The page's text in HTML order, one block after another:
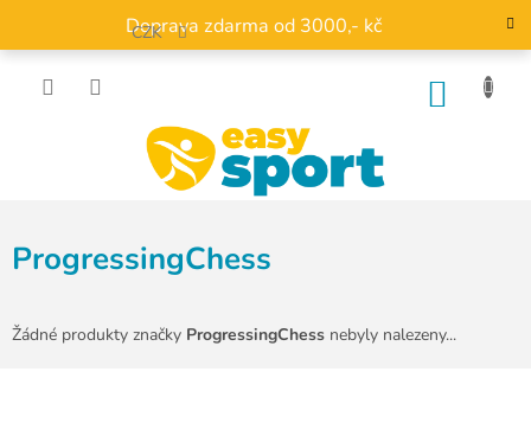
obsah
Doprava zdarma od 3000,- kč
CZK
ProgressingChess
Žádné produkty značky ProgressingChess nebyly nalezeny...